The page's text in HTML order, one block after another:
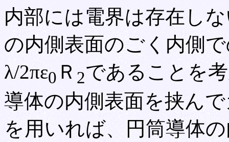
内部には電界は存在し
の内側表面のごく内側
λ/2πε0Ｒ 2であることを
導体の内側表面を挟ん
を用いれば、円筒導体